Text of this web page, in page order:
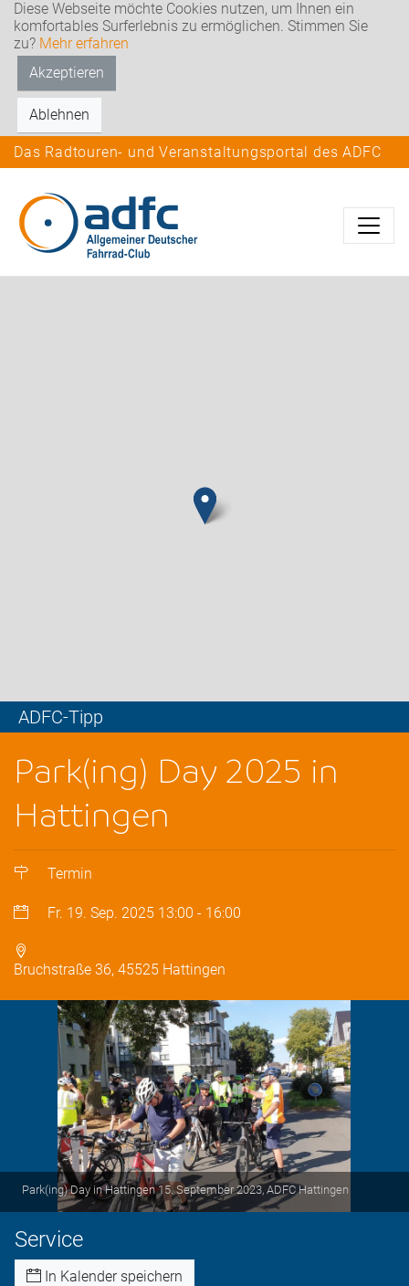
Diese Webseite möchte Cookies nutzen, um Ihnen ein
komfortables Surferlebnis zu ermöglichen. Stimmen Sie
zu? Mehr erfahren
Akzeptieren
Ablehnen
Das Radtouren- und Veranstaltungsportal des ADFC
ADFC-Tipp
Park(ing) Day 2025 in
Hattingen
Termin
Fr. 19. Sep. 2025 13:00 - 16:00
Bruchstraße 36, 45525 Hattingen
Park(ing) Day in Hattingen 15. September 2023, ADFC Hattingen
Service
In Kalender speichern